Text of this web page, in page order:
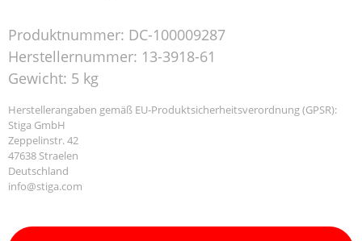
Produktnummer: DC-100009287
Herstellernummer: 13-3918-61
Gewicht: 5 kg
Herstellerangaben gemäß EU-Produktsicherheitsverordnung (GPSR):
Stiga GmbH
Zeppelinstr. 42
47638 Straelen
Deutschland
info@stiga.com